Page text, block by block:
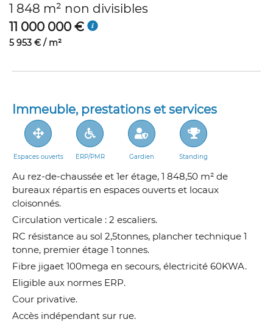
1 848 m² non divisibles
11 000 000 €
5 953 € / m²
Immeuble, prestations et services
Espaces ouverts ERP/PMR Gardien Standing
Au rez-de-chaussée et 1er étage, 1 848,50 m² de
bureaux répartis en espaces ouverts et locaux
cloisonnés.
Circulation verticale : 2 escaliers.
RC résistance au sol 2,5tonnes, plancher technique 1
tonne, premier étage 1 tonnes.
Fibre jigaet 100mega en secours, électricité 60KWA.
Eligible aux normes ERP.
Cour privative.
Accès indépendant sur rue.